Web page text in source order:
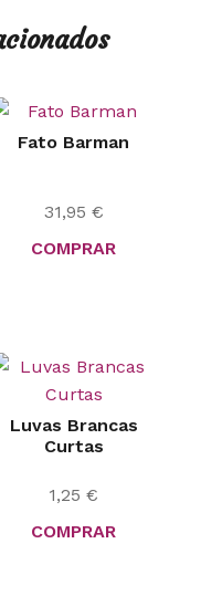
Fato Barman
31,95 €
COMPRAR
Luvas Brancas
Curtas
1,25 €
COMPRAR